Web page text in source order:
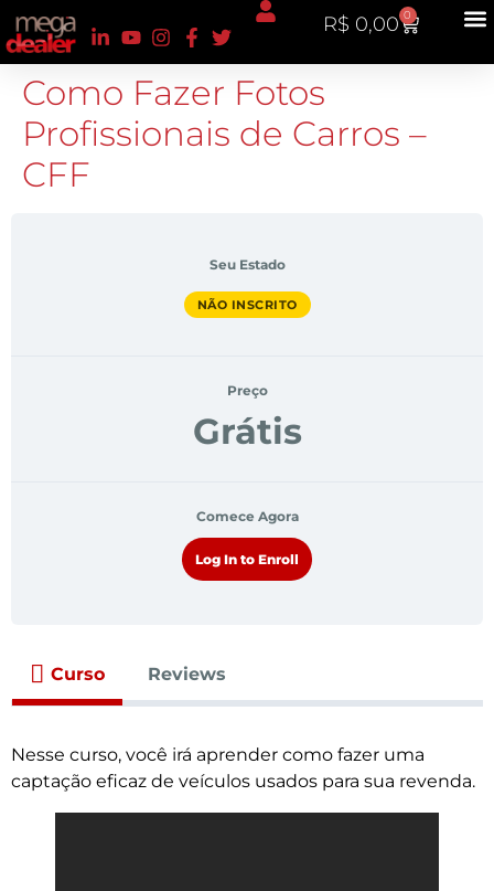
R$ 0,00 0
Como Fazer Fotos
Profissionais de Carros –
CFF
Seu Estado
NÃO INSCRITO
Preço
Grátis
Comece Agora
Log In to Enroll
Curso Reviews
Nesse curso, você irá aprender como fazer uma
captação eficaz de veículos usados para sua revenda.